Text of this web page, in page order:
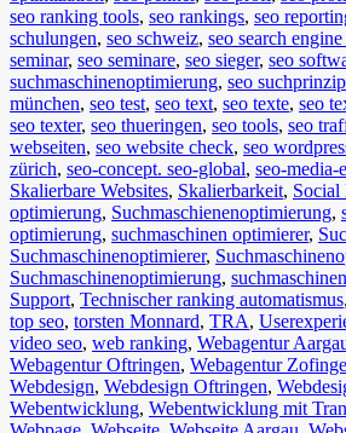
seo ranking tools, seo rankings, seo
schulungen, seo schweiz, seo search
seminar, seo seminare, seo sieger, seo
suchmaschinenoptimierung, seo suchprinzip
münchen, seo test, seo text, seo texte, seo
seo texter, seo thueringen, seo tools, seo
webseiten, seo website check, seo
zürich, seo-concept. seo-global, seo-media-
Skalierbare Websites, Skalierbarkeit, Social
optimierung, Suchmaschienenoptimierung,
optimierung, suchmaschinen optimierer,
Suchmaschinenoptimierer,
Suchmaschinenoptimierung,
Support, Technischer ranking automatismus,
top seo, torsten Monnard, TRA,
video seo, web ranking, Webagentur
Webagentur Oftringen, Webagentur
Webdesign, Webdesign Oftringen,
Webentwicklung, Webentwicklung mit